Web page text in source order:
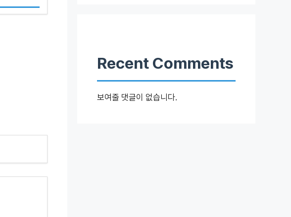
Recent Comments
보여줄 댓글이 없습니다.